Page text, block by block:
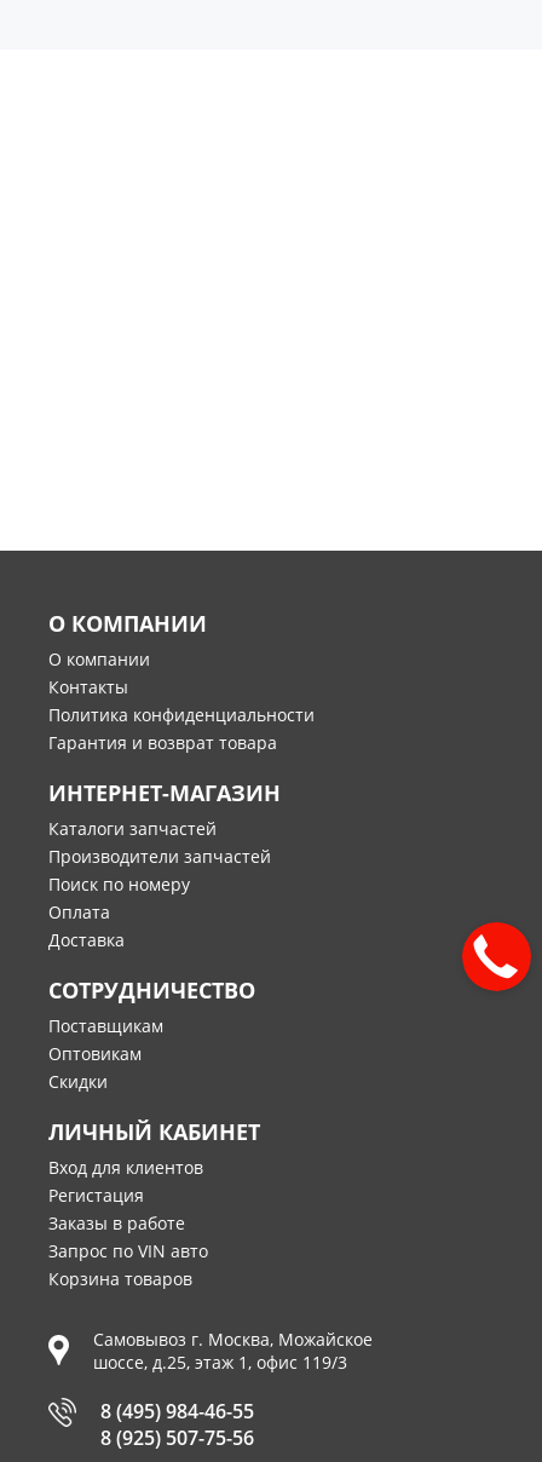
О КОМПАНИИ
О компании
Контакты
Политика конфиденциальности
Гарантия и возврат товара
ИНТЕРНЕТ-МАГАЗИН
Каталоги запчастей
Производители запчастей
Поиск по номеру
Оплата
Доставка
СОТРУДНИЧЕСТВО
Поставщикам
Оптовикам
Скидки
ЛИЧНЫЙ КАБИНЕТ
Вход для клиентов
Регистация
Заказы в работе
Запрос по VIN авто
Корзина товаров
Самовывоз г. Москва, Можайское
шоссе, д.25, этаж 1, офис 119/3
8 (495) 984-46-55
8 (925) 507-75-56